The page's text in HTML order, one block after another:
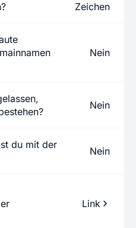
Zeichen
Nein
Nein
du mit der
Nein
Link